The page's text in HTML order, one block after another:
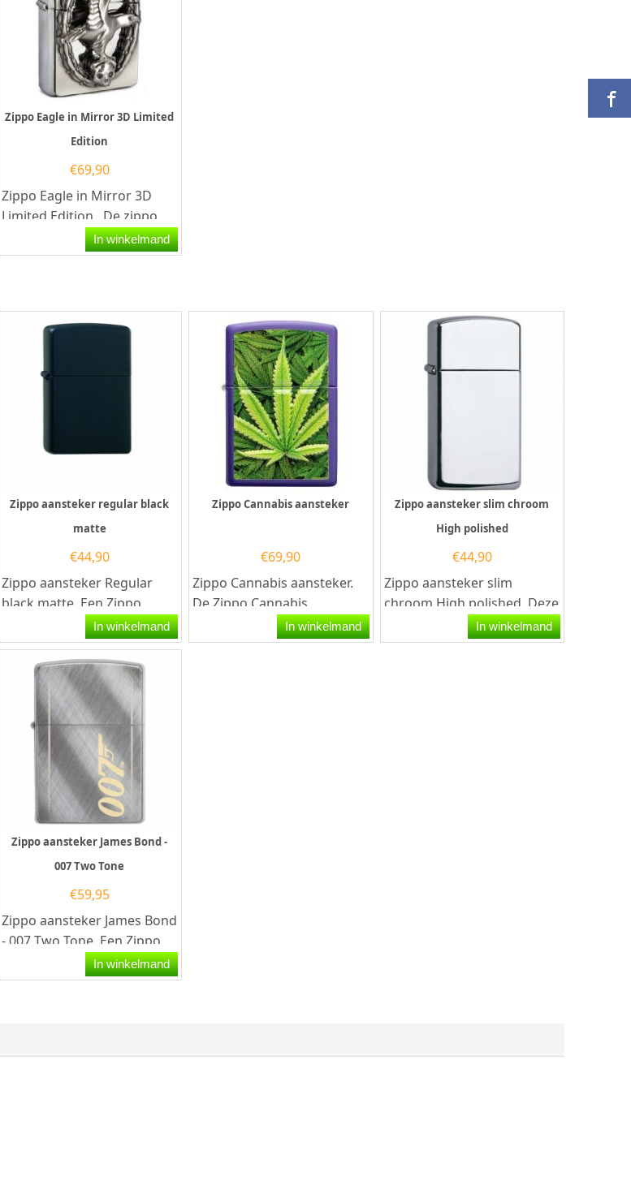
Zippo Eagle in Mirror 3D Limited
Edition
€69,90
Zippo Eagle in Mirror 3D
Limited Edition. De zippo
heeft een hoogglans
afwerking met aan...
In winkelmand
Zippo aansteker regular black
matte
€44,90
Zippo aansteker Regular
black matte. Een Zippo
aansteker is een zeer
kwalitatieve aanstekers
met...
In winkelmand
Zippo Cannabis aansteker
€69,90
Zippo Cannabis aansteker.
De Zippo Cannabis
aansteker is mat...In winkelmand
Zippo aansteker slim chroom
High polished
€44,90
Zippo aansteker slim
chroom High polished. Deze
Zippo aansteker heeft een
hoogglans chromen...
In winkelmand
Zippo aansteker James Bond -
007 Two Tone
€59,95
Zippo aansteker James Bond
- 007 Two Tone. Een Zippo
aansteker is een zeer
kwalitatieve aanstekers...
In winkelmand